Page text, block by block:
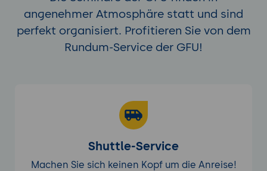
angenehmer Atmosphäre statt und sind
perfekt organisiert. Profitieren Sie von dem
Rundum-Service der GFU!
Shuttle-Service
Machen Sie sich keinen Kopf um die Anreise!